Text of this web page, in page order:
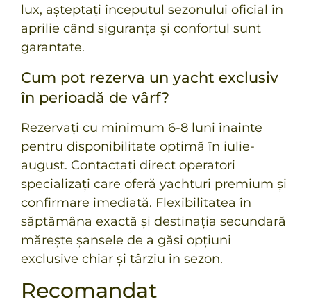
lux, așteptați începutul sezonului oficial în
aprilie când siguranța și confortul sunt
garantate.
Cum pot rezerva un yacht exclusiv
în perioadă de vârf?
Rezervați cu minimum 6-8 luni înainte
pentru disponibilitate optimă în iulie-
august. Contactați direct operatori
specializați care oferă yachturi premium și
confirmare imediată. Flexibilitatea în
săptămâna exactă și destinația secundară
mărește șansele de a găsi opțiuni
exclusive chiar și târziu în sezon.
Recomandat